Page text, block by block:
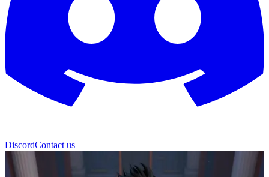
DiscordContact us